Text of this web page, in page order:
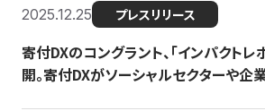
2025.12.25 プレスリリース
寄付DXのコングラント、「インパクトレ
開。寄付DXがソーシャルセクターや企